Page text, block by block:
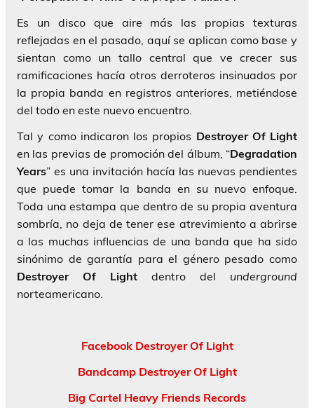
Es un disco que aire más las propias texturas
reflejadas en el pasado, aquí se aplican como base y
sientan como un tallo central que ve crecer sus
ramificaciones hacía otros derroteros insinuados por
la propia banda en registros anteriores, metiéndose
del todo en este nuevo encuentro.
Tal y como indicaron los propios Destroyer Of Light
en las previas de promoción del álbum, “Degradation
Years” es una invitación hacía las nuevas pendientes
que puede tomar la banda en su nuevo enfoque.
Toda una estampa que dentro de su propia aventura
sombría, no deja de tener ese atrevimiento a abrirse
a las muchas influencias de una banda que ha sido
sinónimo de garantía para el género pesado como
Destroyer Of Light dentro del underground
norteamericano.
Facebook Destroyer Of Light
Bandcamp Destroyer Of Light
Big Cartel Heavy Friends Records